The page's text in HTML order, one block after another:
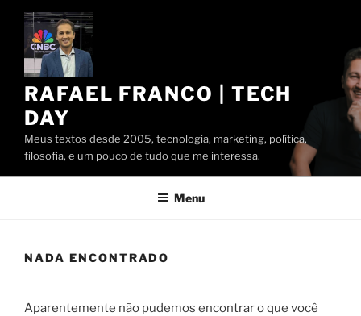
Pular
conteúdo
RAFAEL FRANCO | TECH
DAY
Meus textos desde 2005, tecnologia, marketing, política,
filosofia, e um pouco de tudo que me interessa.
Menu
NADA ENCONTRADO
Aparentemente não pudemos encontrar o que você